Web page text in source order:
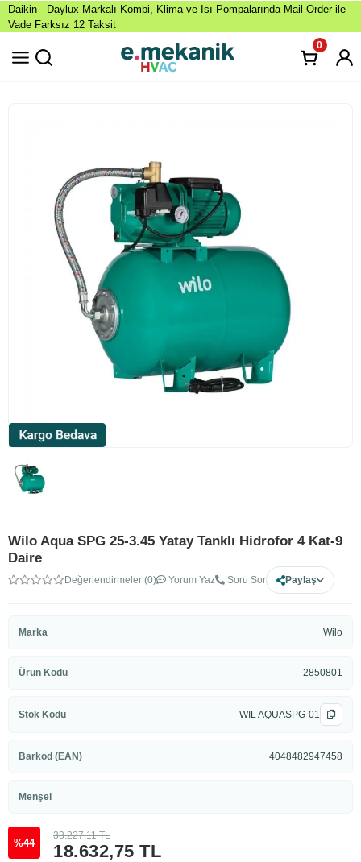
Daikin - Daylux Markalı Kombi, Klima ve Isı Pompalarında Mail Order ile
Vade Farksız 12 Taksit
0
Wilo Aqua SPG 25-3.45 Yatay Tanklı Hidrofor 4 Kat-9
Daire
Değerlendirmeler (0) Yorum Yaz Soru Sor Paylaş
Marka Wilo
Ürün Kodu 2850801
Stok Kodu WIL AQUASPG-01
Barkod (EAN) 4048482947458
Menşei
%44 18.632,75 TL
33.227,11 TL